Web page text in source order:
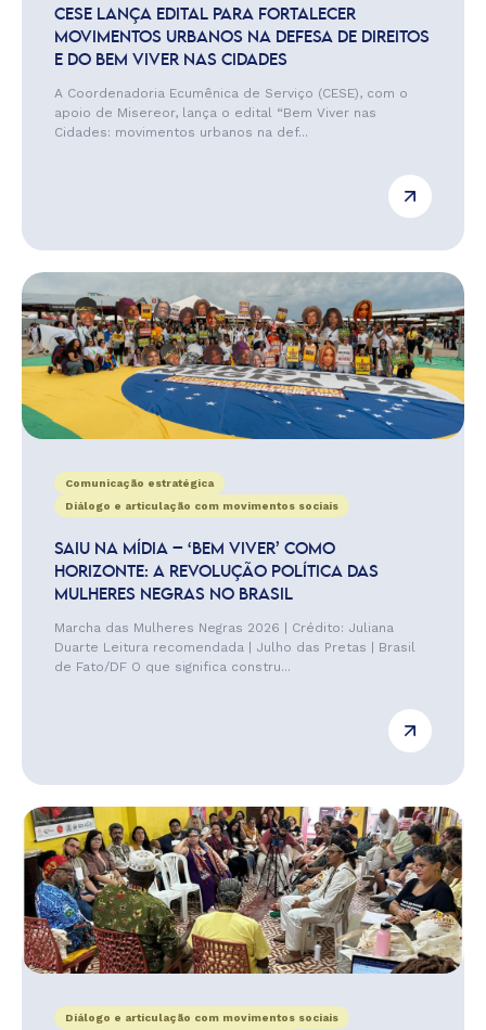
CESE LANÇA EDITAL PARA FORTALECER
MOVIMENTOS URBANOS NA DEFESA DE DIREITOS
E DO BEM VIVER NAS CIDADES
A Coordenadoria Ecumênica de Serviço (CESE), com o
apoio de Misereor, lança o edital “Bem Viver nas
Cidades: movimentos urbanos na def...
Comunicação estratégica
Diálogo e articulação com movimentos sociais
SAIU NA MÍDIA – ‘BEM VIVER’ COMO
HORIZONTE: A REVOLUÇÃO POLÍTICA DAS
MULHERES NEGRAS NO BRASIL
Marcha das Mulheres Negras 2026 | Crédito: Juliana
Duarte Leitura recomendada | Julho das Pretas | Brasil
de Fato/DF O que significa constru...
Diálogo e articulação com movimentos sociais